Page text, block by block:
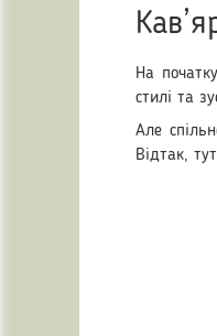
На
стилі та
Але
Відтак,